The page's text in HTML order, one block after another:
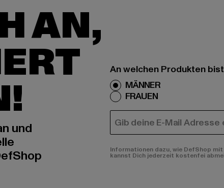
AN,
und
An welchen Produkten
MÄNNER
FRAUEN
E-MAIL
Informationen dazu, wie DefShop
kannst Dich jederzeit kostenfei